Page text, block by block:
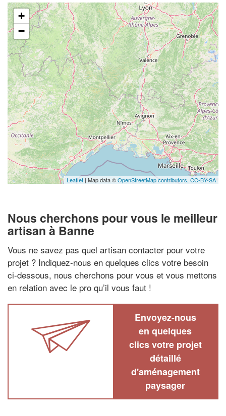
+
−
Leaflet | Map data ©OpenStreetMap contributors, CC-BY-SA
Nous cherchons pour vous le meilleur
artisan à Banne
Vous ne savez pas quel artisan contacter pour votre
projet ? Indiquez-nous en quelques clics votre besoin
ci-dessous, nous cherchons pour vous et vous mettons
en relation avec le pro qu’il vous faut !
Envoyez-nous
en quelques
clics votre projet
détaillé
d'aménagement
paysager